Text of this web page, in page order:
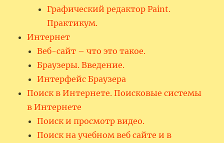
Графический редактор Paint.
Практикум.
Интернет
Веб-сайт – что это такое.
Браузеры. Введение.
Интерфейс Браузера
Поиск в Интернете. Поисковые системы
в Интернете
Поиск и просмотр видео.
Поиск на учебном веб сайте и в